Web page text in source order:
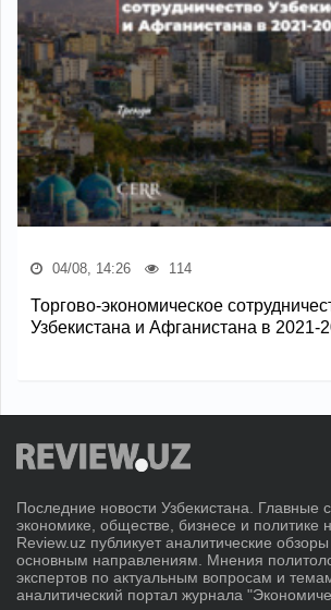
04/08, 14:26 114
Торгово-экономическое
Узбекистана и Афганистана в 2021-
Последние новости Узбекистана. Главные
экономике, обществе, бизнесе и политике
Review.uz публикует аналитические
основным направлениям. Мнения
экспертов по актуальным вопросам и
аналитический портал журнала